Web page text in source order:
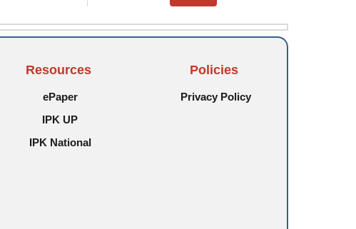
Resources
ePaper
IPK UP
IPK National
Policies
Privacy Policy